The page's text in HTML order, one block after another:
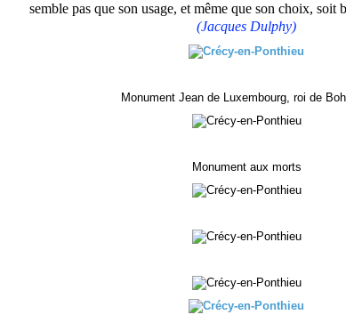
semble pas que son usage, et même que son choix, soit
(Jacques Dulphy)
Monument Jean de Luxembourg, roi de
Monument aux morts